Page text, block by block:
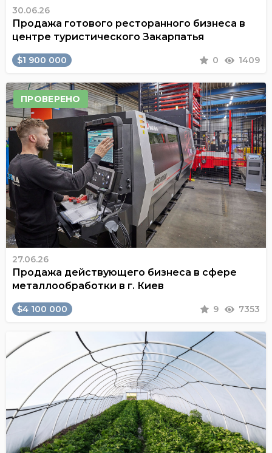
30.06.26
Продажа готового ресторанного бизнеса в
центре туристического Закарпатья
$1 900 000 0 1409
ПРОВЕРЕНО
27.06.26
Продажа действующего бизнеса в сфере
металлообработки в г. Киев
$4 100 000 9 7353